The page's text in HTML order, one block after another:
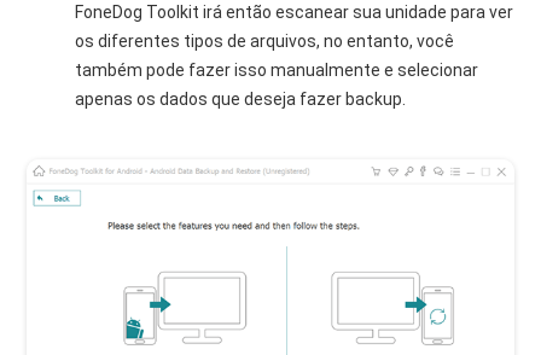
FoneDog Toolkit irá então escanear sua unidade para ver
os diferentes tipos de arquivos, no entanto, você
também pode fazer isso manualmente e selecionar
apenas os dados que deseja fazer backup.